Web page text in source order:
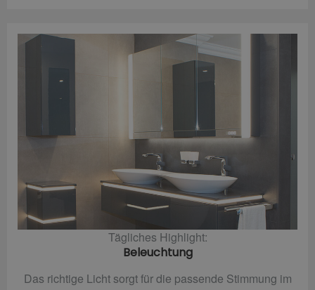
Tägliches Highlight:
Beleuchtung
Das richtige Licht sorgt für die passende Stimmung im